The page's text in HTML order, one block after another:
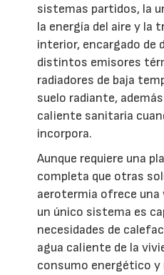
sistemas partidos, la
la energía del aire y la
interior, encargado de
distintos emisores
radiadores de baja
suelo radiante,
caliente sanitaria
incorpora.
Aunque requiere una
completa que otras
aerotermia ofrece
un único sistema es
necesidades de
agua caliente de la
consumo energético